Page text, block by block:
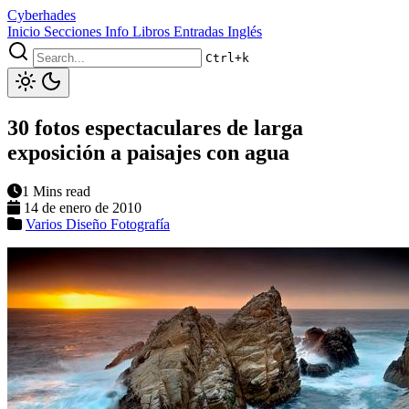
Cyberhades
Inicio Secciones Info Libros Entradas Inglés
Ctrl+k
30 fotos espectaculares de larga
exposición a paisajes con agua
1 Mins read
14 de enero de 2010
Varios Diseño Fotografía